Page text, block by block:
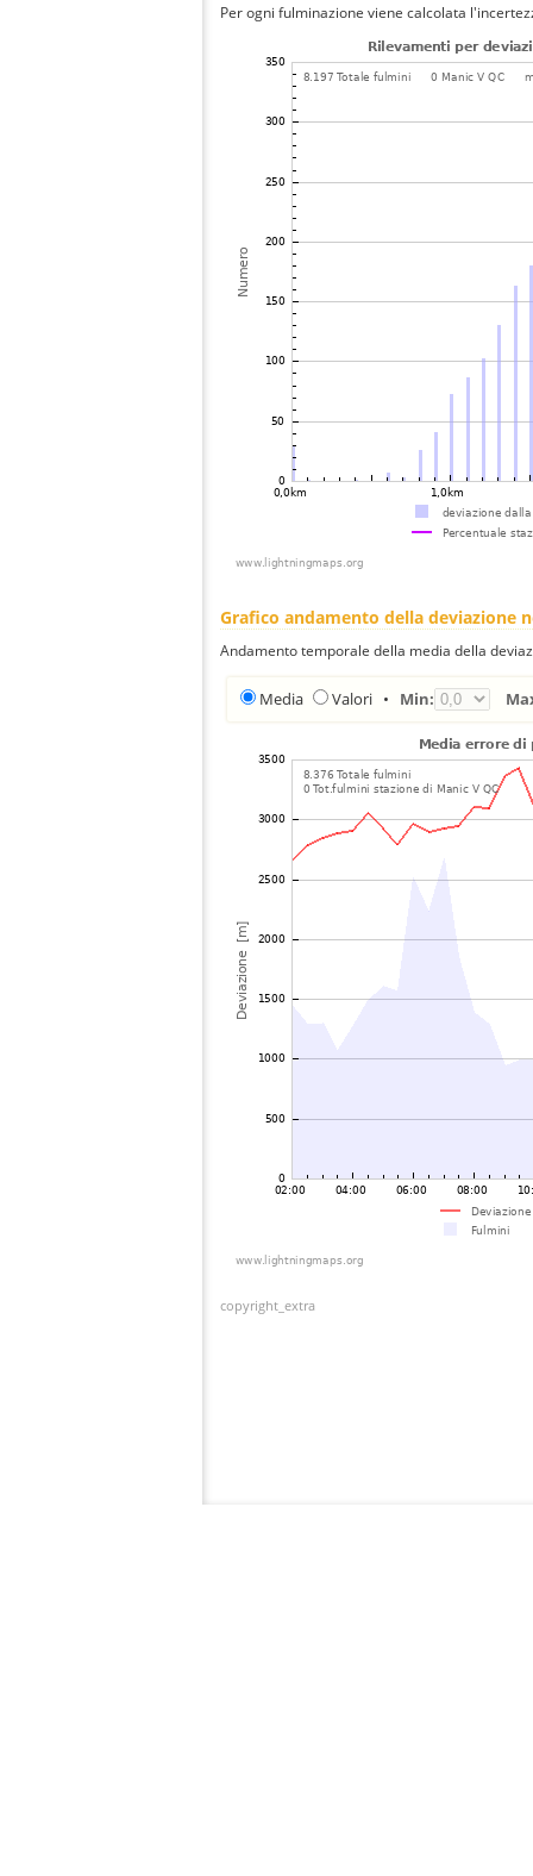
Per ogni fulminazione viene calcolata
Grafico andamento della deviazione
Andamento temporale della media della
Media Valori • Min:
copyright_extra